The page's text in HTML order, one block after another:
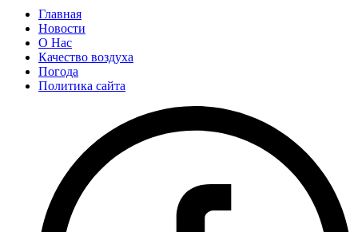
Главная
Новости
О Нас
Качество воздуха
Погода
Политика сайта